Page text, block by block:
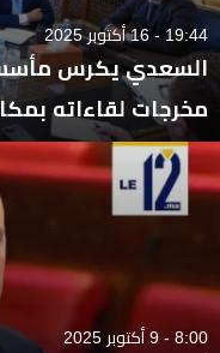
19:44 - 16 أكتوبر 2025
السعدي يكرس
مخرجات لقاءاته بمكاتب 3
8:00 - 9 أكتوبر 2025